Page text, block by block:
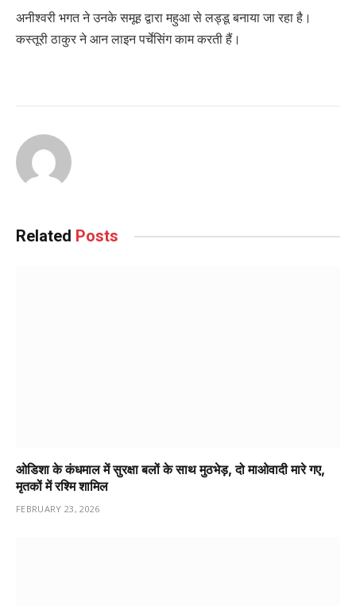
अनीश्वरी भगत ने उनके समूह द्वारा महुआ से लड्डू बनाया जा रहा है।
कस्तूरी ठाकुर ने आन लाइन पर्चेसिंग काम करती हैं।
Related Posts
ओडिशा के कंधमाल में सुरक्षा बलों के साथ मुठभेड़, दो माओवादी मारे गए,
मृतकों में रश्मि शामिल
FEBRUARY 23, 2026